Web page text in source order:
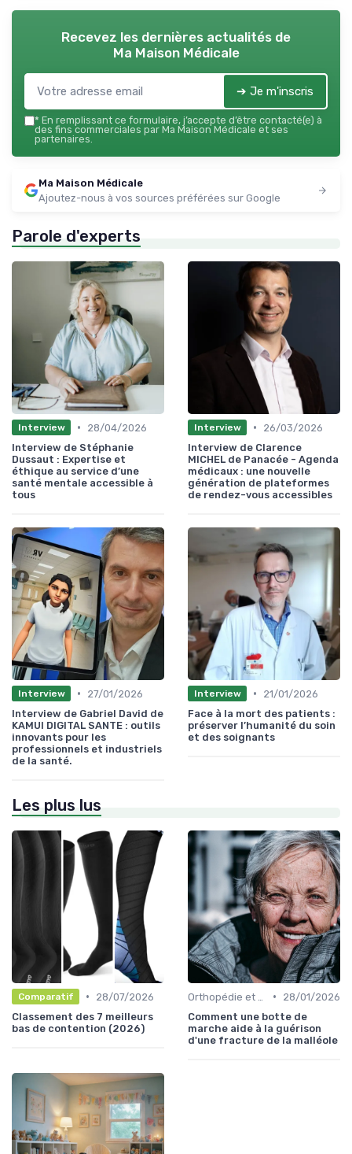
Recevez les dernières actualités de
Ma Maison Médicale
➔ Je m'inscris
* En remplissant ce formulaire, j’accepte d’être contacté(e) à
des fins commerciales par Ma Maison Médicale et ses
partenaires.
Ma Maison Médicale
Ajoutez-nous à vos sources préférées sur Google
Parole d'experts
Interview •
28/04/2026
Interview de Stéphanie
Dussaut : Expertise et
éthique au service d’une
santé mentale accessible à
tous
Interview •
26/03/2026
Interview de Clarence
MICHEL de Panacée - Agenda
médicaux : une nouvelle
génération de plateformes
de rendez-vous accessibles
Interview •
27/01/2026
Interview de Gabriel David de
KAMUI DIGITAL SANTE : outils
innovants pour les
professionnels et industriels
de la santé.
Interview •
21/01/2026
Face à la mort des patients :
préserver l’humanité du soin
et des soignants
Les plus lus
Comparatif •
28/07/2026
Classement des 7 meilleurs
bas de contention (2026)
•
28/01/2026
Comment une botte de
marche aide à la guérison
d'une fracture de la malléole